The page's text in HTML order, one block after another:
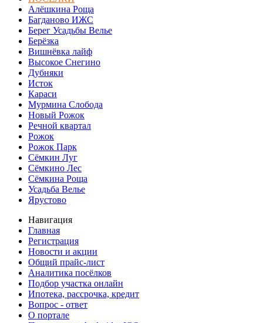
Алёшкина Роща
Багданово ИЖС
Берег Усадьбы Велье
Берёзка
Вишнёвка лайф
Высокое Снегино
Дубняки
Исток
Караси
Мурмина Слобода
Новый Рожок
Речной квартал
Рожок
Рожок Парк
Сёмкин Луг
Сёмкино Лес
Сёмкина Роща
Усадьба Велье
Ярустово
Навигация
Главная
Регистрация
Новости и акции
Общий прайс-лист
Аналитика посёлков
Подбор участка онлайн
Ипотека, рассрочка, кредит
Вопрос - ответ
О портале